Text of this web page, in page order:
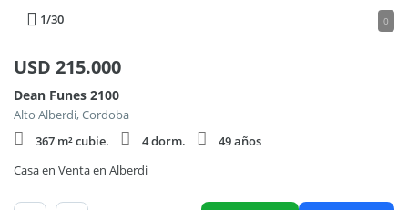
1/30 0
USD 215.000
Dean Funes 2100
Alto Alberdi, Cordoba
367 m² cubie.
4 dorm.
49 años
Casa en Venta en Alberdi